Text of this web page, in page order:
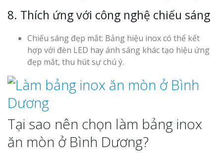
8. Thích ứng với công nghệ chiếu sáng
Chiếu sáng đẹp mắt: Bảng hiệu inox có thể kết
hợp với đèn LED hay ánh sáng khác tạo hiệu ứng
đẹp mắt, thu hút sự chú ý.
Tại sao nên chọn làm bảng inox
ăn mòn ở Bình Dương?